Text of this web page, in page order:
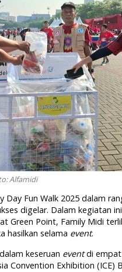
Alfamidi
Day Fun Walk 2025 dalam
digelar. Dalam kegiatan
Green Point, Family Midi
hasilkan selama event.
keseruan eventdi empat
Convention Exhibition (ICE)